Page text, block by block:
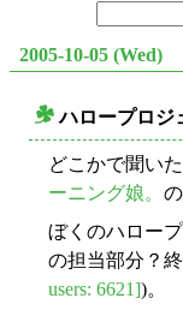
2005-10-05 (Wed)
ハロープロジ
どこかで聞い
ーニング娘。
ぼくのハロー
の担当部分？
users: 6621])。